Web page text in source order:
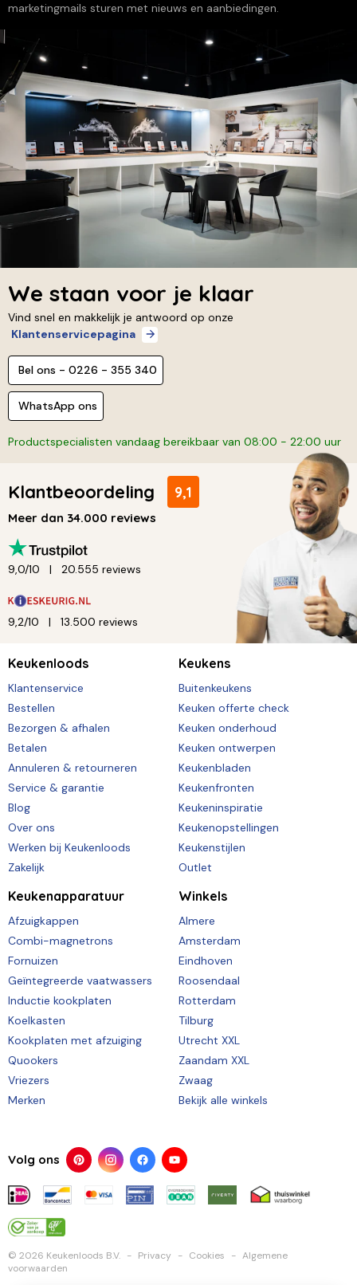
marketingmails sturen met nieuws en aanbiedingen.
We staan voor je klaar
Vind snel en makkelijk je antwoord op onze
Klantenservicepagina
Bel ons - 0226 - 355 340
WhatsApp ons
Productspecialisten vandaag bereikbaar van 08:00 - 22:00 uur
Klantbeoordeling 9,1
Meer dan 34.000 reviews
9,0/10 20.555 reviews
9,2/10 13.500 reviews
Keukenloods
Klantenservice
Bestellen
Bezorgen & afhalen
Betalen
Annuleren & retourneren
Service & garantie
Blog
Over ons
Werken bij Keukenloods
Zakelijk
Keukens
Buitenkeukens
Keuken offerte check
Keuken onderhoud
Keuken ontwerpen
Keukenbladen
Keukenfronten
Keukeninspiratie
Keukenopstellingen
Keukenstijlen
Outlet
Keukenapparatuur
Afzuigkappen
Combi-magnetrons
Fornuizen
Geïntegreerde vaatwassers
Inductie kookplaten
Koelkasten
Kookplaten met afzuiging
Quookers
Vriezers
Merken
Winkels
Almere
Amsterdam
Eindhoven
Roosendaal
Rotterdam
Tilburg
Utrecht XXL
Zaandam XXL
Zwaag
Bekijk alle winkels
Volg ons
© 2026 Keukenloods B.V. Privacy Cookies
Algemene
voorwaarden